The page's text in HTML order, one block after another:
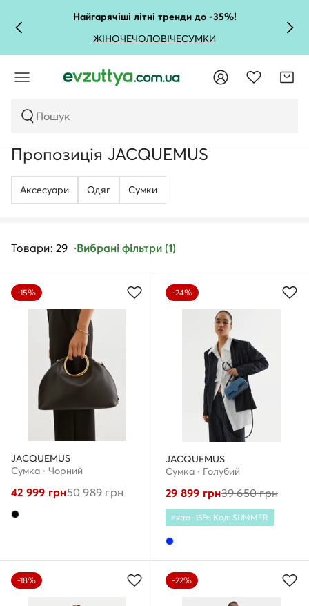
Найгарячіші літні тренди до -35%!
ЖІНОЧЕЧОЛОВІЧЕСУМКИ
Пошук
Пропозиція JACQUEMUS
Аксесуари Одяг Сумки
Товари: 29 Вибрані фільтри (1)
-15%
JACQUEMUS
Сумка · Чорний
42 999 грн50 989грн
-24%
JACQUEMUS
Сумка · Голубий
29 899 грн39 650грн
extra -15% Код: SUMMER
-18% -22%